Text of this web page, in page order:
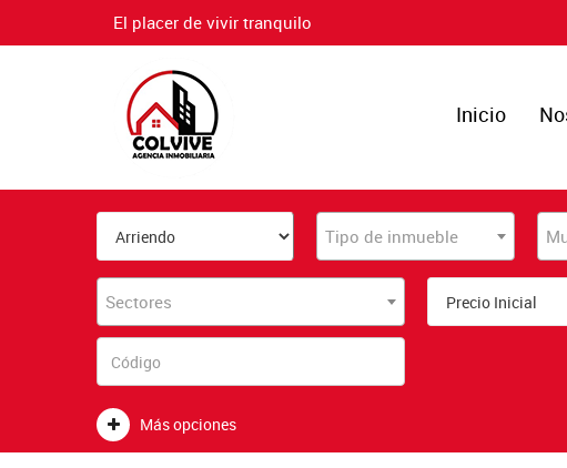
El placer de vivir tranquilo
Inicio
Tipo de inmueble
Sectores
Más opciones